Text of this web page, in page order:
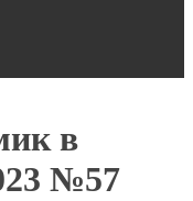
в
№57